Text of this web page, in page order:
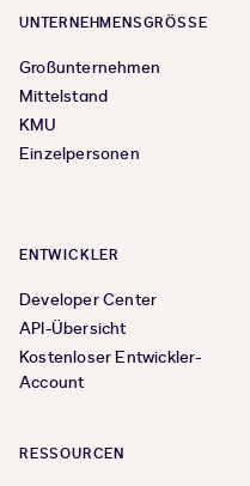
UNTERNEHMENSGRÖSSE
Großunternehmen
Mittelstand
KMU
Einzelpersonen
ENTWICKLER
Developer Center
API-Übersicht
Kostenloser Entwickler-
Account
RESSOURCEN